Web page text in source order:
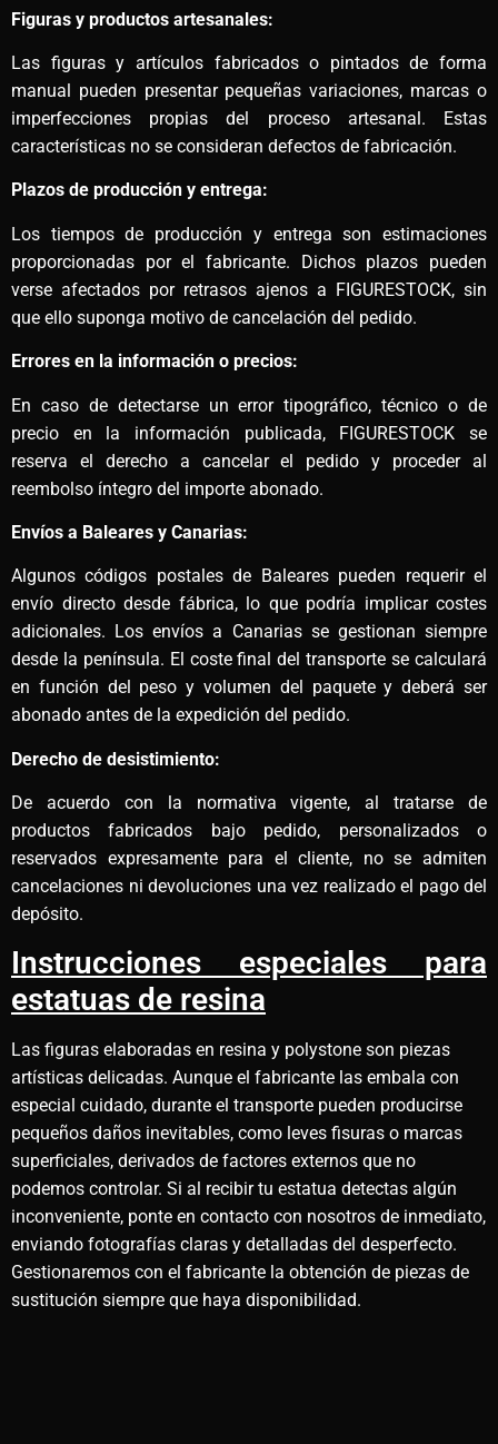
Figuras y productos artesanales:
Las figuras y artículos fabricados o pintados de forma
manual pueden presentar pequeñas variaciones, marcas o
imperfecciones propias del proceso artesanal. Estas
características no se consideran defectos de fabricación.
Plazos de producción y entrega:
Los tiempos de producción y entrega son estimaciones
proporcionadas por el fabricante. Dichos plazos pueden
verse afectados por retrasos ajenos a FIGURESTOCK, sin
que ello suponga motivo de cancelación del pedido.
Errores en la información o precios:
En caso de detectarse un error tipográfico, técnico o de
precio en la información publicada, FIGURESTOCK se
reserva el derecho a cancelar el pedido y proceder al
reembolso íntegro del importe abonado.
Envíos a Baleares y Canarias:
Algunos códigos postales de Baleares pueden requerir el
envío directo desde fábrica, lo que podría implicar costes
adicionales. Los envíos a Canarias se gestionan siempre
desde la península. El coste final del transporte se calculará
en función del peso y volumen del paquete y deberá ser
abonado antes de la expedición del pedido.
Derecho de desistimiento:
De acuerdo con la normativa vigente, al tratarse de
productos fabricados bajo pedido, personalizados o
reservados expresamente para el cliente, no se admiten
cancelaciones ni devoluciones una vez realizado el pago del
depósito.
Instrucciones especiales para
estatuas de resina
Las figuras elaboradas en resina y polystone son piezas
artísticas delicadas. Aunque el fabricante las embala con
especial cuidado, durante el transporte pueden producirse
pequeños daños inevitables, como leves fisuras o marcas
superficiales, derivados de factores externos que no
podemos controlar. Si al recibir tu estatua detectas algún
inconveniente, ponte en contacto con nosotros de inmediato,
enviando fotografías claras y detalladas del desperfecto.
Gestionaremos con el fabricante la obtención de piezas de
sustitución siempre que haya disponibilidad.